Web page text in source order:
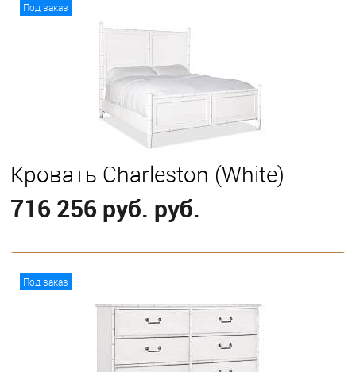
Под заказ
Кровать Charleston (White)
716 256 руб. руб.
Eastern King
Под заказ